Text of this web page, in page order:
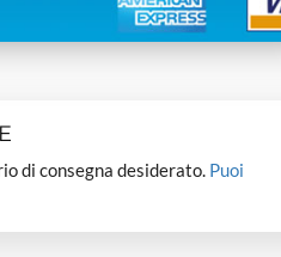
di consegna desiderato. Puoi